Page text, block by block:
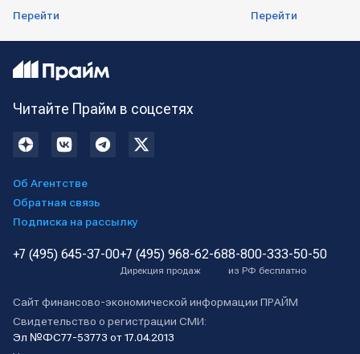
Перейти Перейти
Читайте Прайм в соцсетях
Об Агентстве
Обратная связь
Подписка на рассылку
+7 (495) 645-37-00+7 (495) 968-62-68
Дирекция продаж
8-800-333-50-50
из РФ бесплатно
Сайт финансово-экономической информации ПРАЙМ
Свидетельство о регистрации СМИ:
Эл №ФС77-53773 от 17.04.2013